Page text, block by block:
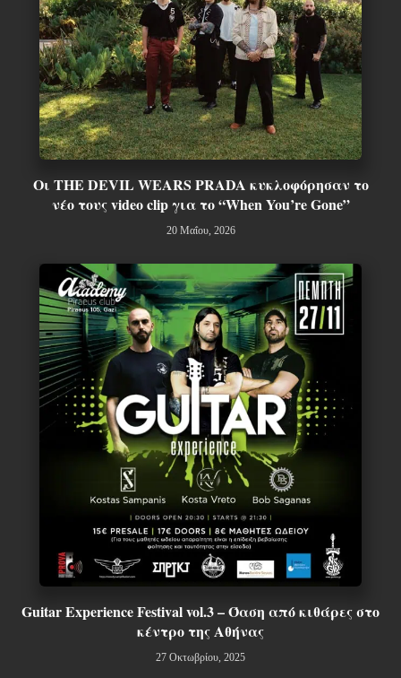
Οι THE DEVIL WEARS PRADA κυκλοφόρησαν το
νέο τους video clip για το “When You’re Gone”
20 Μαΐου, 2026
Guitar Experience Festival vol.3 – Όαση από κιθάρες στο
κέντρο της Αθήνας
27 Οκτωβρίου, 2025